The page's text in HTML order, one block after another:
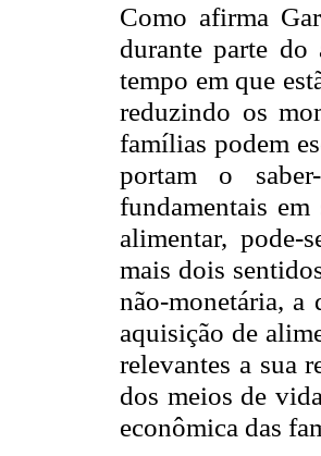
Como afirma
durante parte
tempo em que
reduzindo os
famílias podem
portam o
fundamentais
alimentar, pode-
mais dois
não-monetária, a
aquisição de
relevantes a sua
dos meios de
econômica das